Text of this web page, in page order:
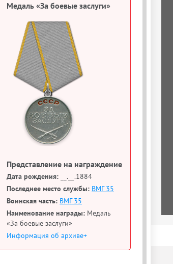
Медаль «За боевые заслуги»
Представление на награждение
Дата рождения: __.__.1884
Последнее место службы: ВМГ 35
Воинская часть: ВМГ 35
Наименование награды: Медаль
«За боевые заслуги»
Информация об архиве+